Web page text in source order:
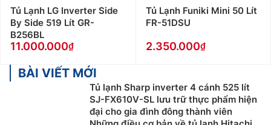
Tủ lạnh ngăn đá trên
Tủ lạnh ngăn đá trên là kiểu tủ lạnh thường thấy ở các
gia đình, với ngăn đá phía trên và ngăn mát ở phía
Tủ Lạnh LG Inverter Side
By Side 519 Lít GR-
B256BL
11.000.000
Tủ Lạnh Funiki Mini 50 Lít
FR-51DSU
2.350.000
BÀI VIẾT MỚI
Tủ lạnh Sharp inverter 4 cánh 525 lít
SJ-FX610V-SL lưu trữ thực phẩm hiện
đại cho gia đình đông thành viên